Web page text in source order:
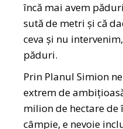
încă mai avem
sută de metri și că
ceva și nu
păduri.
Prin Planul Simion
extrem de
milion de hectare de
câmpie, e nevoie